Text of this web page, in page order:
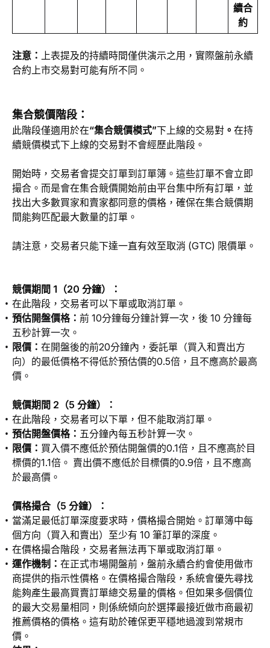
續合
約
注意： 上表提及的持續時間僅供演示之用，實際盤前永續
合約上市交易對可能有所不同。
集合競價階段：
此階段僅適用於在“集合競價模式”下上線的交易對 。 在持
續競價模式下上線的交易對不會經歷此階段。
開始時，交易者會提交訂單到訂單簿。這些訂單不會立即
撮合。而是會在集合競價開始前由平台集中所有訂單，並
找出大多數買家和賣家都同意的價格，確保在集合競價期
間能夠匹配最大數量的訂單。
請注意，交易者只能下達一直有效至取消 (GTC) 限價單。
競價期間 1（20 分鐘）：
在此階段，交易者可以下單或取消訂單。
預估開盤價格： 前 10分鐘每分鐘計算一次，後 10 分鐘每
五秒計算一次。
限價： 在開盤後的前20分鐘內，委託單（買入和賣出方
向）的最低價格不得低於預估價的0.5倍，且不應高於最高
價。
競價期間 2（5 分鐘）：
在此階段，交易者可以下單，但不能取消訂單。
預估開盤價格： 五分鐘內每五秒計算一次。
限價： 買入價不應低於預估開盤價的0.1倍，且不應高於目
標價的1.1倍。 賣出價不應低於目標價的0.9倍，且不應高
於最高價。
價格撮合（5 分鐘）：
當滿足最低訂單深度要求時，價格撮合開始。訂單簿中每
個方向（買入和賣出）至少有 10 筆訂單的深度。
在價格撮合階段，交易者無法再下單或取消訂單。
運作機制： 在正式市場開盤前，盤前永續合約會使用做市
商提供的指示性價格。在價格撮合階段，系統會優先尋找
能夠產生最高買賣訂單總交易量的價格。但如果多個價位
的最大交易量相同，則係統傾向於選擇最接近做市商最初
推薦價格的價格。這有助於確保更平穩地過渡到常規市
價。